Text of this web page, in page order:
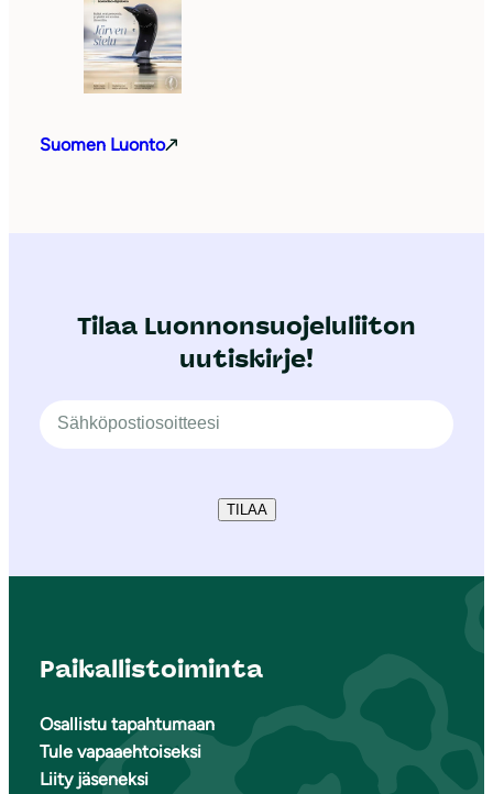
Suomen Luonto
Tilaa Luonnonsuojeluliiton
uutiskirje!
TILAA
Paikallistoiminta
Osallistu tapahtumaan
Tule vapaaehtoiseksi
Liity jäseneksi